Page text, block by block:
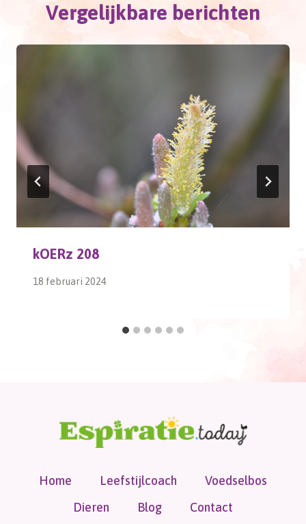
Vergelijkbare berichten
kOERz 208
18 februari 2024
Home Leefstijlcoach
Voedselbos
Dieren
Blog Contact